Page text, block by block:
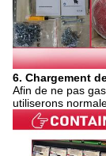
6. Chargement
Afin de ne pas
utiliserons